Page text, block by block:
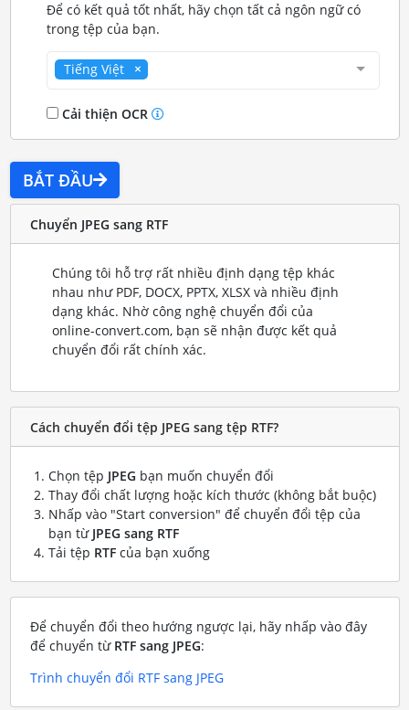
Để có kết quả tốt nhất, hãy chọn tất cả ngôn ngữ có
trong tệp của bạn.
Tiếng Việt
Cải thiện OCR
BẮT ĐẦU
Chuyển JPEG sang RTF
Chúng tôi hỗ trợ rất nhiều định dạng tệp khác
nhau như PDF, DOCX, PPTX, XLSX và nhiều định
dạng khác. Nhờ công nghệ chuyển đổi của
online-convert.com, bạn sẽ nhận được kết quả
chuyển đổi rất chính xác.
Cách chuyển đổi tệp JPEG sang tệp RTF?
Chọn tệp JPEG bạn muốn chuyển đổi
Thay đổi chất lượng hoặc kích thước (không bắt buộc)
Nhấp vào "Start conversion" để chuyển đổi tệp của
bạn từ JPEG sang RTF
Tải tệp RTFcủa bạn xuống
Để chuyển đổi theo hướng ngược lại, hãy nhấp vào đây
để chuyển từ RTF sang JPEG:
Trình chuyển đổi RTF sang JPEG